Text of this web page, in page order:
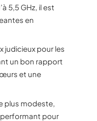
5,5 GHz, il est
en
judicieux pour les
un bon rapport
et une
plus modeste,
pour